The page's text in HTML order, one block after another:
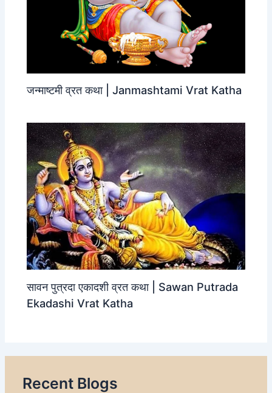
जन्‍माष्‍टमी व्रत कथा | Janmashtami Vrat Katha
सावन पुत्रदा एकादशी व्रत कथा | Sawan Putrada
Ekadashi Vrat Katha
Recent Blogs